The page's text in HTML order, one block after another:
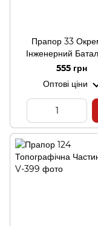
Прапор 33
Інженерний
555 грн
Оптові ціни